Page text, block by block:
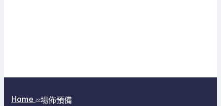
Home >>場佈預備